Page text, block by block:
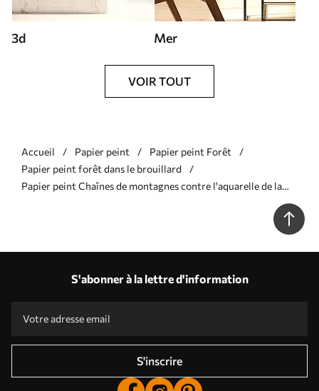
3d Mer
VOIR TOUT
Accueil Papier peint
Papier peint Forêt
Papier peint forêt dans le brouillard
Papier peint Chaînes de montagnes contre l'aquarelle de la
S'abonner à la lettre d'information
S'inscrire